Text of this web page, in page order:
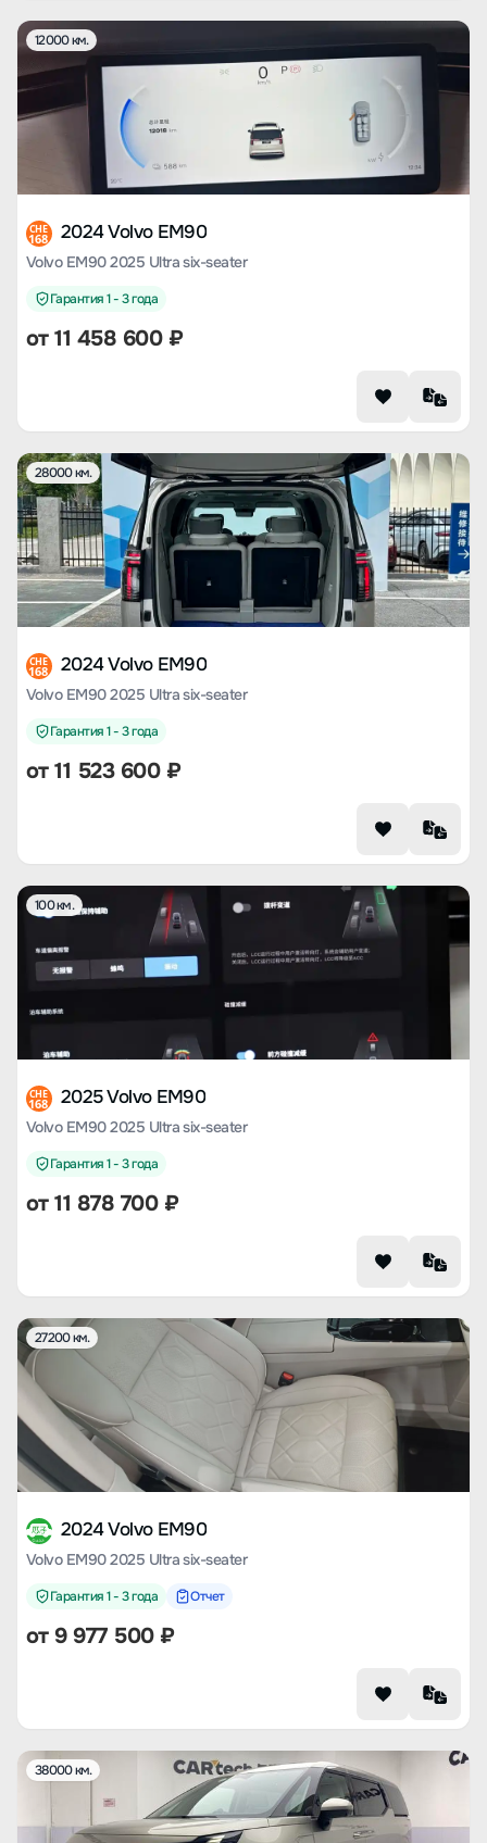
12000 км.
CHE
168 2024 Volvo EM90
Volvo EM90 2025 Ultra six-seater
Гарантия 1 - 3 года
от11 458 600₽
28000 км.
CHE
168 2024 Volvo EM90
Volvo EM90 2025 Ultra six-seater
Гарантия 1 - 3 года
от11 523 600₽
100 км.
CHE
168 2025 Volvo EM90
Volvo EM90 2025 Ultra six-seater
Гарантия 1 - 3 года
от11 878 700₽
27200 км.
2024 Volvo EM90
Volvo EM90 2025 Ultra six-seater
Гарантия 1 - 3 года Отчет
от9 977 500₽
38000 км.